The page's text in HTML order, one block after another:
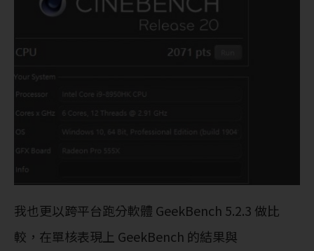
我也更以跨平台跑分軟體 GeekBench 5.2.3 做比
較，在單核表現上 GeekBench 的結果與